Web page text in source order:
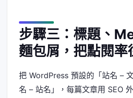
步驟三：標題、
麵包屑，把點閱率
把 WordPress 預設的「站名 –
名 – 站名」，每篇文章用 SEO